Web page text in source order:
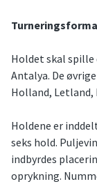
Holdet skal spille
Antalya. De
Holland, Letland,
Holdene er
seks hold.
indbyrdes
oprykning.